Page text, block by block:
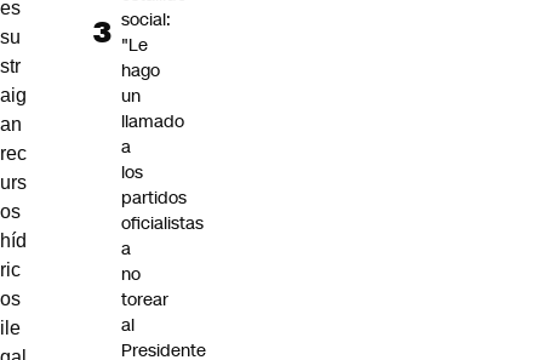
es
su
str
aig
an
rec
urs
os
híd
ric
os
ile
social:
"Le
hago
un
llamado
a
los
partidos
oficialistas
a
no
torear
al
Presidente